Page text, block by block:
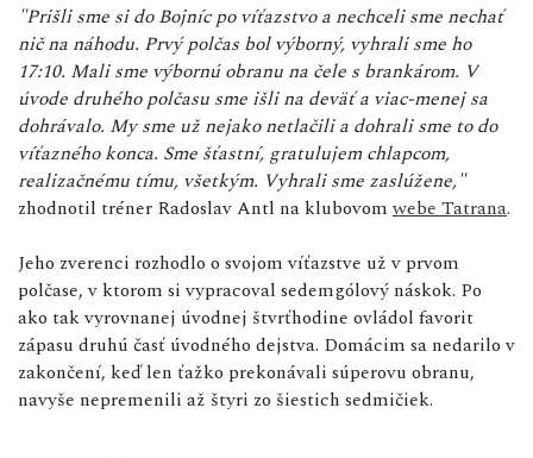
"Prišli sme si do Bojníc po víťazstvo a nechceli sme nechať
nič na náhodu. Prvý polčas bol výborný, vyhrali sme ho
17:10. Mali sme výbornú obranu na čele s brankárom. V
úvode druhého polčasu sme išli na deväť a viac-menej sa
dohrávalo. My sme už nejako netlačili a dohrali sme to do
víťazného konca. Sme šťastní, gratulujem chlapcom,
realizačnému tímu, všetkým. Vyhrali sme zaslúžene,"
zhodnotil tréner Radoslav Antl na klubovomwebe Tatrana.
Jeho zverenci rozhodlo o svojom víťazstve už v prvom
polčase, v ktorom si vypracoval sedemgólový náskok. Po
ako tak vyrovnanej úvodnej štvrťhodine ovládol favorit
zápasu druhú časť úvodného dejstva. Domácim sa nedarilo v
zakončení, keď len ťažko prekonávali súperovu obranu,
navyše nepremenili až štyri zo šiestich sedmičiek.